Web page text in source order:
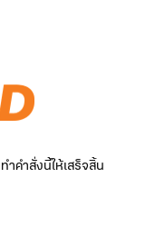
คำสั่งนี้ให้เสร็จสิ้น